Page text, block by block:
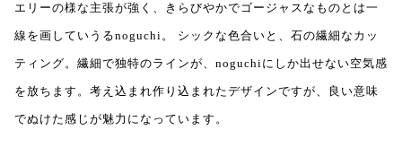
エリーの様な主張が強く、きらびやかでゴージャスなものとは一
線を画していうるnoguchi。 シックな色合いと、石の繊細なカッ
ティング。繊細で独特のラインが、noguchiにしか出せない空気感
を放ちます。考え込まれ作り込まれたデザインですが、良い意味
でぬけた感じが魅力になっています。